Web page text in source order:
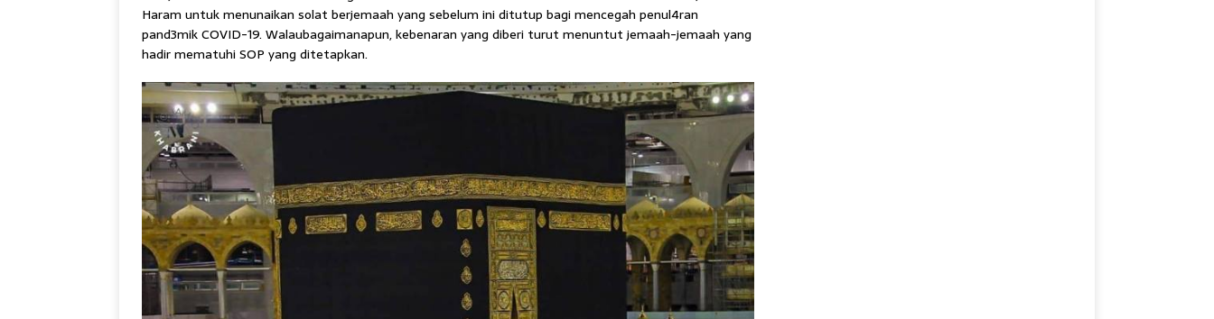
Haram untuk menunaikan solat berjemaah yang sebelum ini ditutup bagi mencegah penul4ran
pand3mik COVID-19. Walaubagaimanapun, kebenaran yang diberi turut menuntut jemaah-jemaah yang
hadir mematuhi SOP yang ditetapkan.